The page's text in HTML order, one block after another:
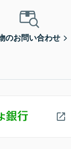
のお問い合わせ